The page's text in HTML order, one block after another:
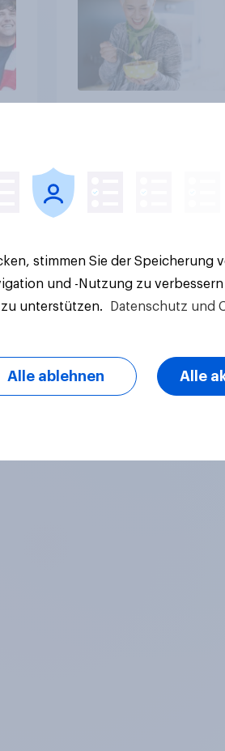
stimmen Sie der Speicherung
und -Nutzung zu
unterstützen.
Datenschutz und
Alle ablehnen Alle